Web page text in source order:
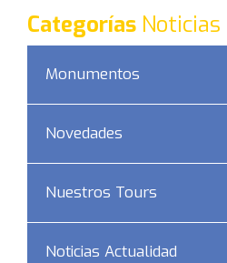
Categorías Noticias
Monumentos
Novedades
Nuestros Tours
Noticias Actualidad